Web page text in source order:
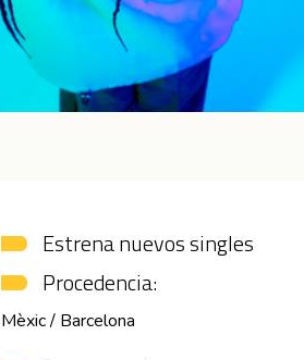
Estrena nuevos singles
Procedencia:
Mèxic / Barcelona